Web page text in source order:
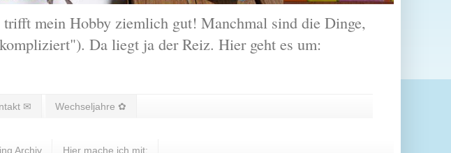
mein Hobby ziemlich gut! Manchmal sind die Dinge,
Da liegt ja der Reiz. Hier geht es um:
✉ Wechseljahre ✿
Archiv Hier mache ich mit: